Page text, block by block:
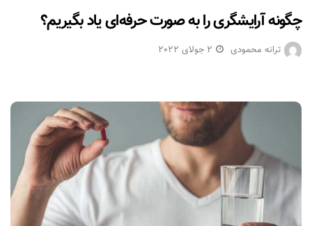
چگونه آرایشگری را به صورت حرفه‌ای یاد بگیریم؟
ترانه محمودی 2 جولای 2022